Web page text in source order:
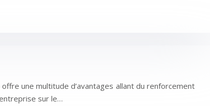
une multitude d’avantages allant du renforcement
sur le…